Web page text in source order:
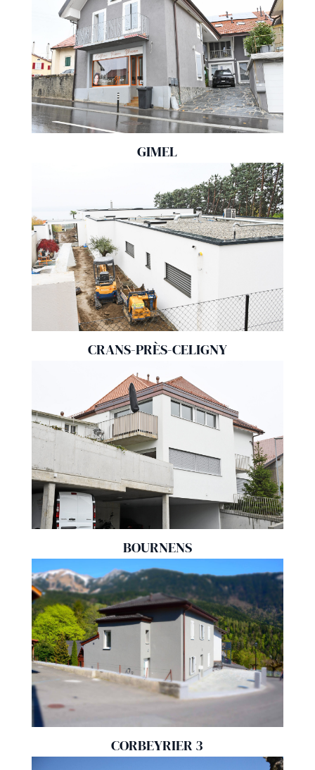
GIMEL
CRANS-PRÈS-CELIGNY
BOURNENS
CORBEYRIER 3